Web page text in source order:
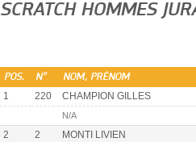
SCRATCH HOMMES
POS. N° NOM, PRÉNOM
1 220 CHAMPION GILLES
N/A
2 2 MONTI LIVIEN